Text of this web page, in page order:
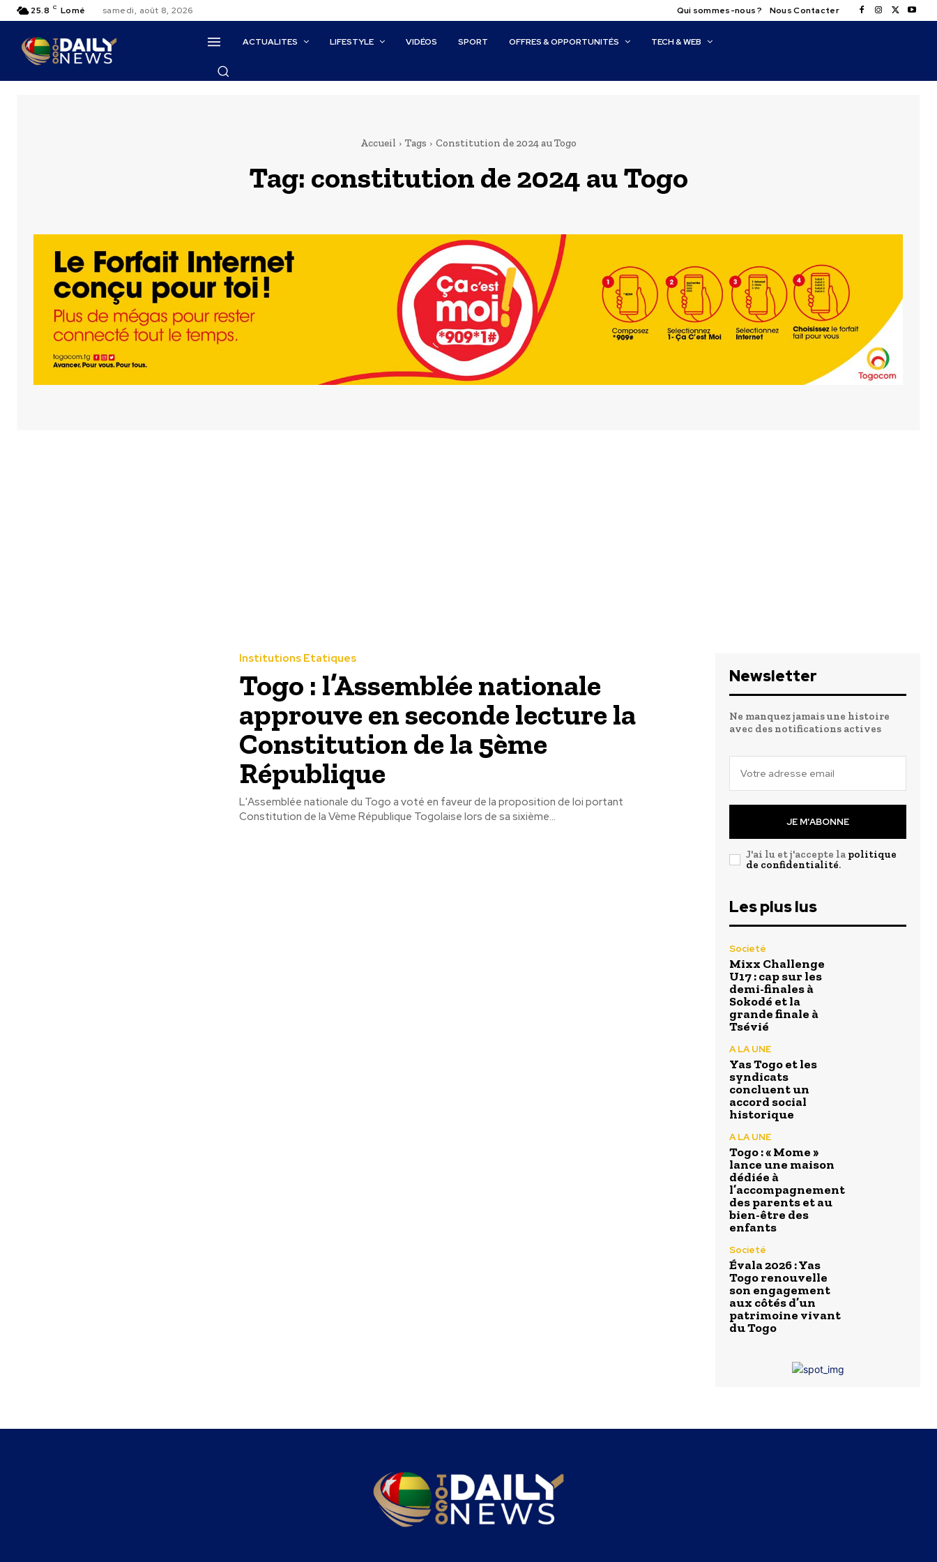
25.8 C Lomé samedi, août 8, 2026 Qui sommes-nous ? Nous Contacter
ACTUALITES LIFESTYLE VIDÉOS SPORT OFFRES & OPPORTUNITÉS TECH & WEB
Accueil Tags Constitution de 2024 au Togo
Tag: constitution de 2024 au Togo
Institutions Etatiques
Togo : l’Assemblée nationale
approuve en seconde lecture la
Constitution de la 5ème
République
L'Assemblée nationale du Togo a voté en faveur de la proposition de loi portant
Constitution de la Vème République Togolaise lors de sa sixième...
Newsletter
Ne manquez jamais une histoire
avec des notifications actives
JE M'ABONNE
J'ai lu et j'accepte la politique
de confidentialité.
Les plus lus
Societé
Mixx Challenge
U17 : cap sur les
demi-finales à
Sokodé et la
grande finale à
Tsévié
A LA UNE
Yas Togo et les
syndicats
concluent un
accord social
historique
A LA UNE
Togo : « Mome »
lance une maison
dédiée à
l’accompagnement
des parents et au
bien-être des
enfants
Societé
Évala 2026 : Yas
Togo renouvelle
son engagement
aux côtés d’un
patrimoine vivant
du Togo